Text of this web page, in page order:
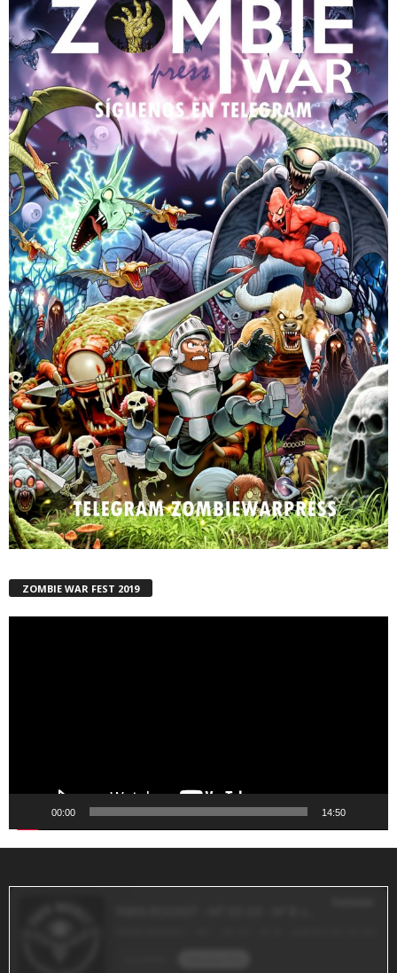
ZOMBIE WAR FEST 2019
00:00 14:50